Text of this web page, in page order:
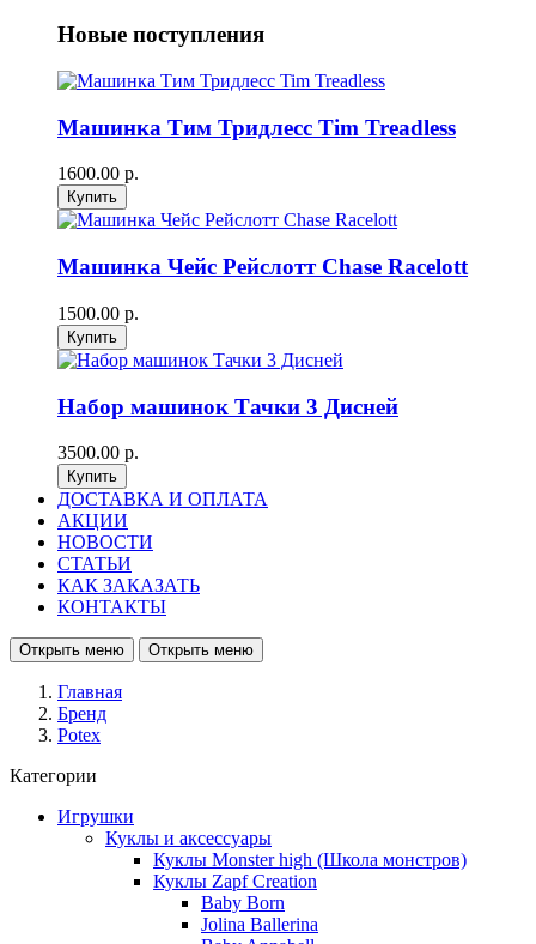
Новые поступления
Машинка Тим Тридлесс Tim Treadless
1600.00 р.
Машинка Чейс Рейслотт Chase Racelott
1500.00 р.
Набор машинок Тачки 3 Дисней
3500.00 р.
ДОСТАВКА И ОПЛАТА
АКЦИИ
НОВОСТИ
СТАТЬИ
КАК ЗАКАЗАТЬ
КОНТАКТЫ
Открыть меню Открыть меню
Главная
Бренд
Potex
Категории
Игрушки
Куклы и аксессуары
Куклы Monster high (Школа монстров)
Куклы Zapf Creation
Baby Born
Jolina Ballerina